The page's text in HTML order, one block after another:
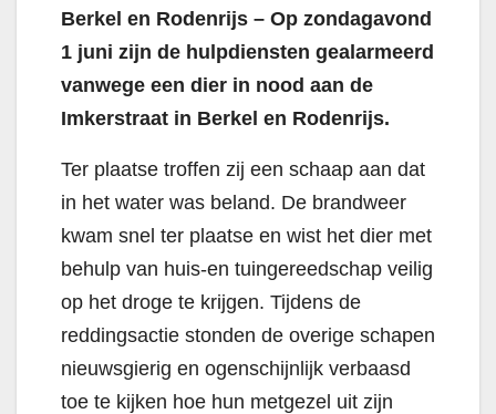
Berkel en Rodenrijs – Op zondagavond
1 juni zijn de hulpdiensten gealarmeerd
vanwege een dier in nood aan de
Imkerstraat in Berkel en Rodenrijs.
Ter plaatse troffen zij een schaap aan dat
in het water was beland. De brandweer
kwam snel ter plaatse en wist het dier met
behulp van huis-en tuingereedschap veilig
op het droge te krijgen. Tijdens de
reddingsactie stonden de overige schapen
nieuwsgierig en ogenschijnlijk verbaasd
toe te kijken hoe hun metgezel uit zijn